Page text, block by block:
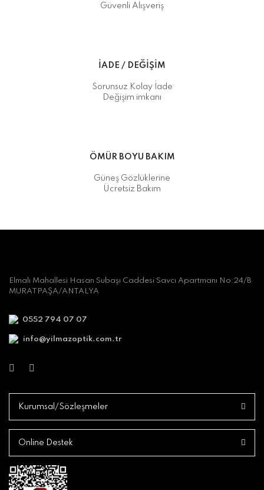
Güvenli Alışveriş
İADE / DEĞİŞİM
Sorunsuz Kolay İade
Değişim imkanı
ÖMÜR BOYU BAKIM
Güneş Gözlüklerine
Ücretsiz Bakım
Elmalı Mahallesi Hasan Subaşı Caddesi Savcı Apartmanı No:24/B
MURATPAŞA/ANTALYA
0552 794 07 07
info@yilmazoptik.com.tr
Kurumsal/Sözleşmeler
Online Destek